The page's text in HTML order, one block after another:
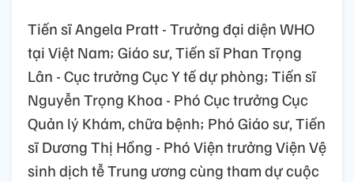
Tiến sĩ Angela Pratt - Trưởng đại diện WHO
tại Việt Nam; Giáo sư, Tiến sĩ Phan Trọng
Lân - Cục trưởng Cục Y tế dự phòng; Tiến sĩ
Nguyễn Trọng Khoa - Phó Cục trưởng Cục
Quản lý Khám, chữa bệnh; Phó Giáo sư, Tiến
sĩ Dương Thị Hồng - Phó Viện trưởng Viện Vệ
sinh dịch tễ Trung ương cùng tham dự cuộc